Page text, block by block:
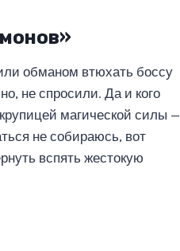
обманом втюхать боссу
не спросили. Да и кого
магической силы —
не собираюсь, вот
вспять жестокую